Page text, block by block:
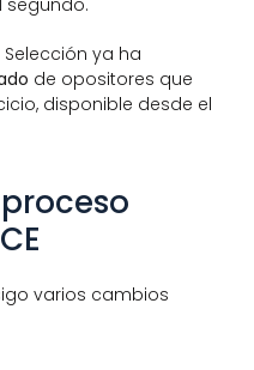
segundo.
de opositores que
disponible desde el
varios cambios